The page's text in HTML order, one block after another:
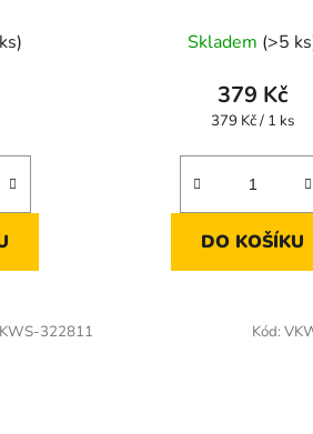
Skladem (>5
379 Kč
Měrná
379 Kč / 1 ks
DO KOŠÍKU
322811 Kód: